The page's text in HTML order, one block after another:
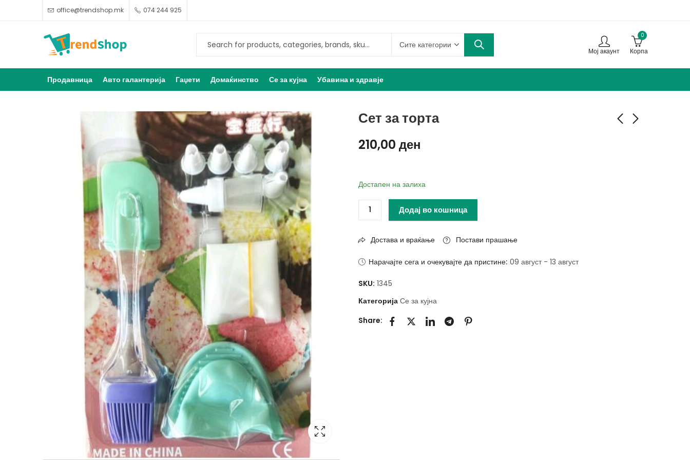
office@trendshop.mk 074 244 925
Мој акаунт
0
Корпа
Продавница Авто галантерија Гаџети Домаќинство Се за кујна Убавина и здравје
Сет за торта
210,00 ден
Достапен на залиха
Додај во кошница
Достава и враќање Постави прашање
Нарачајте сега и очекувајте да пристине: 09 август - 13 август
SKU: 1345
Категорија Се за кујна
Share: